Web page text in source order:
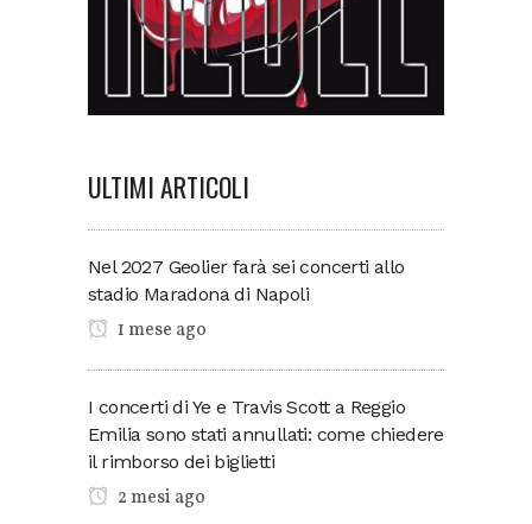
ULTIMI ARTICOLI
Nel 2027 Geolier farà sei concerti allo
stadio Maradona di Napoli
1 mese ago
I concerti di Ye e Travis Scott a Reggio
Emilia sono stati annullati: come chiedere
il rimborso dei biglietti
2 mesi ago